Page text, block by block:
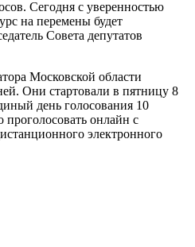
Сегодня с уверенностью
на перемены будет
Совета депутатов
Московской области
Они стартовали в пятницу 8
день голосования 10
онлайн с
электронного